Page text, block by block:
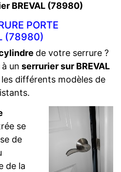
BREVAL (78980)
PORTE
(78980)
de votre serrure ?
un serrurier sur BREVAL
différents modèles de
se
de
de la